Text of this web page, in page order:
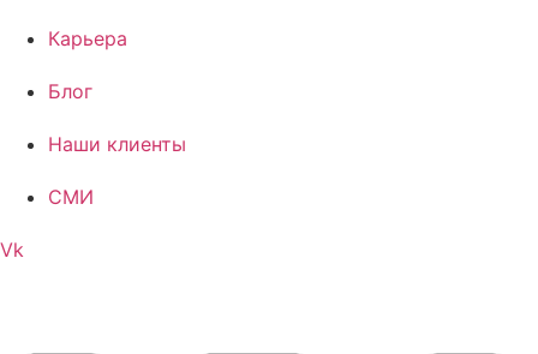
Карьера
Блог
Наши клиенты
СМИ
Vk